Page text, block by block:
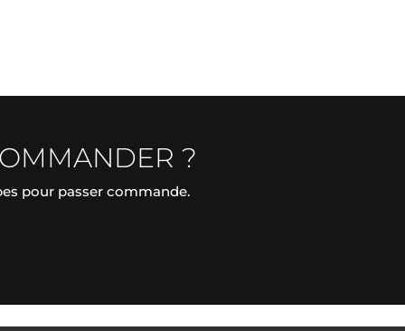
?
pour passer commande.